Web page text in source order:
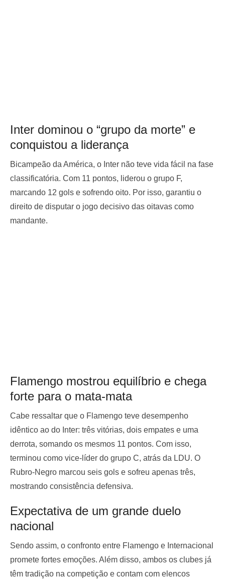
Inter dominou o “grupo da morte” e
conquistou a liderança
Bicampeão da América, o Inter não teve vida fácil na fase
classificatória. Com 11 pontos, liderou o grupo F,
marcando 12 gols e sofrendo oito. Por isso, garantiu o
direito de disputar o jogo decisivo das oitavas como
mandante.
Flamengo mostrou equilíbrio e chega
forte para o mata-mata
Cabe ressaltar que o Flamengo teve desempenho
idêntico ao do Inter: três vitórias, dois empates e uma
derrota, somando os mesmos 11 pontos. Com isso,
terminou como vice-líder do grupo C, atrás da LDU. O
Rubro-Negro marcou seis gols e sofreu apenas três,
mostrando consistência defensiva.
Expectativa de um grande duelo
nacional
Sendo assim, o confronto entre Flamengo e Internacional
promete fortes emoções. Além disso, ambos os clubes já
têm tradição na competição e contam com elencos